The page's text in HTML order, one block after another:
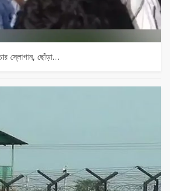
স্লোগান, ছোঁড়া…